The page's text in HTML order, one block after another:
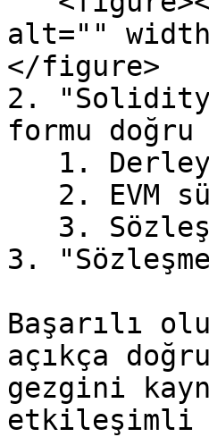
alt=""
</figure>
2.
formu
3.
Başarılı
açıkça
gezgini